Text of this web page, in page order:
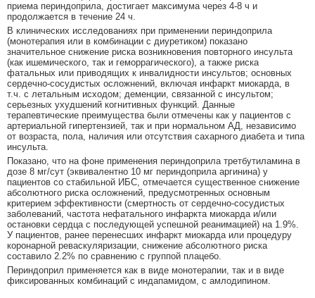
приема периндоприла, достигает максимума через 4-8 ч и
продолжается в течение 24 ч.
В клинических исследованиях при применении периндоприла
(монотерапия или в комбинации с диуретиком) показано
значительное снижение риска возникновения повторного инсульта
(как ишемического, так и геморрагического), а также риска
фатальных или приводящих к инвалидности инсультов; основных
сердечно-сосудистых осложнений, включая инфаркт миокарда, в
т.ч. с летальным исходом; деменции, связанной с инсультом;
серьезных ухудшений когнитивных функций. Данные
терапевтические преимущества были отмечены как у пациентов с
артериальной гипертензией, так и при нормальном АД, независимо
от возраста, пола, наличия или отсутствия сахарного диабета и типа
инсульта.
Показано, что на фоне применения периндоприла третбутиламина в
дозе 8 мг/сут (эквивалентно 10 мг периндоприла аргинина) у
пациентов со стабильной ИБС, отмечается существенное снижение
абсолютного риска осложнений, предусмотренных основным
критерием эффективности (смертность от сердечно-сосудистых
заболеваний, частота нефатального инфаркта миокарда и/или
остановки сердца с последующей успешной реанимацией) на 1.9%.
У пациентов, ранее перенесших инфаркт миокарда или процедуру
коронарной реваскуляризации, снижение абсолютного риска
составило 2.2% по сравнению с группой плацебо.
Периндоприл применяется как в виде монотерапии, так и в виде
фиксированных комбинаций с индапамидом, с амлодипином.